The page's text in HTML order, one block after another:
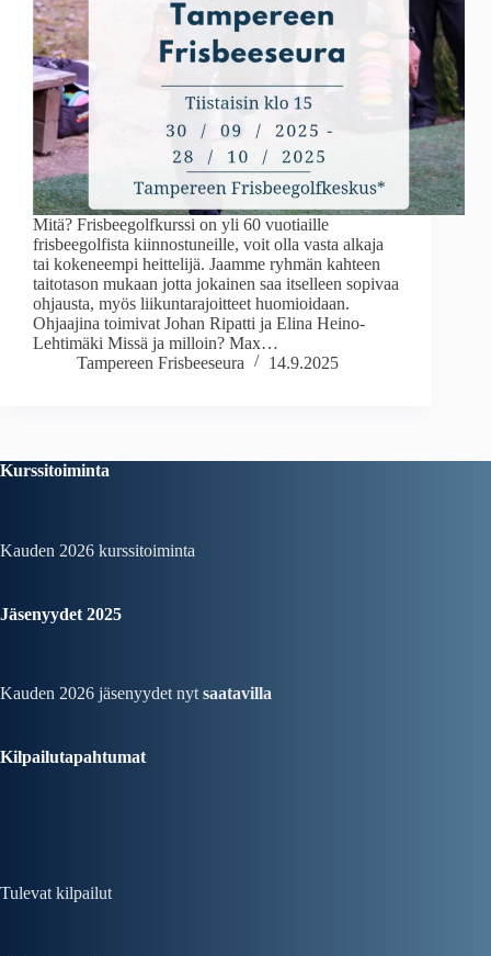
Mitä? Frisbeegolfkurssi on yli 60 vuotiaille
frisbeegolfista kiinnostuneille, voit olla vasta alkaja
tai kokeneempi heittelijä. Jaamme ryhmän kahteen
taitotason mukaan jotta jokainen saa itselleen sopivaa
ohjausta, myös liikuntarajoitteet huomioidaan.
Ohjaajina toimivat Johan Ripatti ja Elina Heino-
Lehtimäki Missä ja milloin? Max…
Tampereen Frisbeeseura
14.9.2025
Kurssitoiminta
Kauden 2026 kurssitoiminta
Jäsenyydet 2025
Kauden 2026 jäsenyydet nytsaatavilla
Kilpailutapahtumat
Tulevat kilpailut